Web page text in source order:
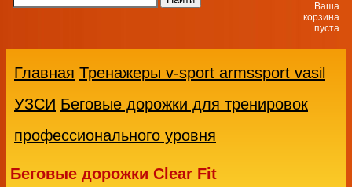
Ваша
корзина
пуста
Главная Тренажеры v-sport armssport vasil
УЗСИ Беговые дорожки для тренировок
профессионального уровня
Беговые дорожки Clear Fit